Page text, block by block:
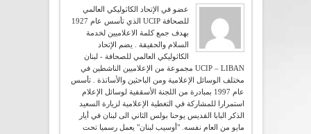
عضو في الإتحاد الكاثوليكي العالمي
للصحافة UCIP الذي تأسس عام 1927
بهدف جمع كلمة الاعلاميين لخدمة
السلام والحقيقة . يضم الإتحاد
الكاثوليكي العالمي للصحافة - لبنان
UCIP – LIBAN مجموعة من الإعلاميين الناشطين في
مختلف الوسائل الإعلامية ومن الباحثين والأساتذة . تأسس
عام 1997 بمبادرة من اللجنة الأسقفية لوسائل الإعلام
استمرارا للمشاركة في التغطية الإعلامية لزيارة السعيد
الذكر البابا القديس يوحنا بولس الثاني الى لبنان في أيار
مايو من العام نفسه. "أوسيب لبنان" يعمل رسميا تحت